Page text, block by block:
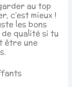
au top
c’est mieux !
les bons
qualité si tu
être une